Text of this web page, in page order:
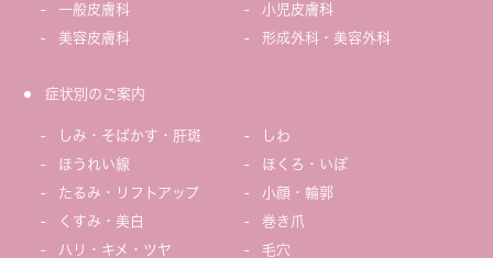
一般皮膚科
小児皮膚科
美容皮膚科
形成外科・美容外科
症状別のご案内
しみ・そばかす・肝斑
しわ
ほうれい線
ほくろ・いぼ
たるみ・リフトアップ
小顔・輪郭
くすみ・美白
巻き爪
ハリ・キメ・ツヤ
毛穴